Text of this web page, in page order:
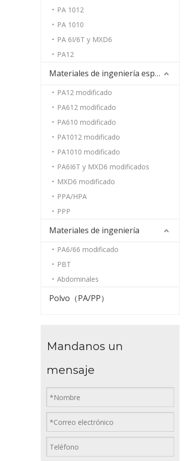
PA 1012
PA 1010
PA 6I/6T y MXD6
PA12
Materiales de ingeniería especiales
PA12 modificado
PA612 modificado
PA610 modificado
PA1012 modificado
PA1010 modificado
PA6I6T y MXD6 modificados
MXD6 modificado
PPA/HPA
PPP
Materiales de ingeniería
PA6/66 modificado
PBT
Abdominales
Polvo（PA/PP）
Mandanos un
mensaje